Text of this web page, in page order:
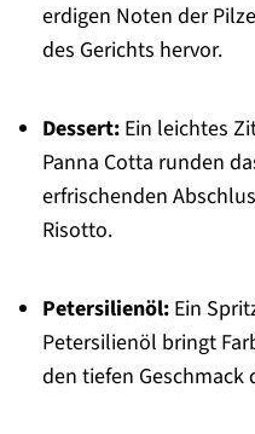
erdigen Noten der
des Gerichts hervor.
Dessert:Ein leichtes
Panna Cotta runden
erfrischenden
Risotto.
Petersilienöl:Ein
Petersilienöl bringt
den tiefen